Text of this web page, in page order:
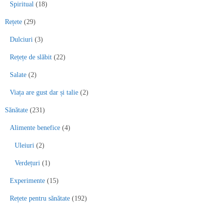
Spiritual (18)
Rețete (29)
Dulciuri (3)
Rețețe de slăbit (22)
Salate (2)
Viața are gust dar și talie (2)
Sănătate (231)
Alimente benefice (4)
Uleiuri (2)
Verdețuri (1)
Experimente (15)
Rețete pentru sănătate (192)